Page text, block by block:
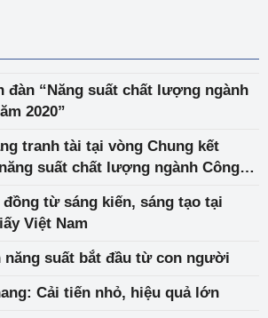
đàn “Năng suất chất lượng ngành
2020”
tranh tài tại vòng Chung kết
suất chất lượng ngành Công
từ sáng kiến, sáng tạo tại
Việt Nam
năng suất bắt đầu từ con người
Cải tiến nhỏ, hiệu quả lớn